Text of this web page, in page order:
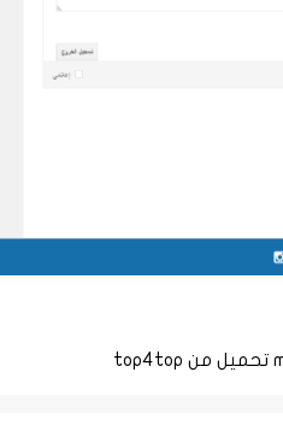
تحميل من top4top